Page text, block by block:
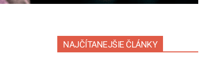
NAJČÍTANEJŠIE ČLÁNKY